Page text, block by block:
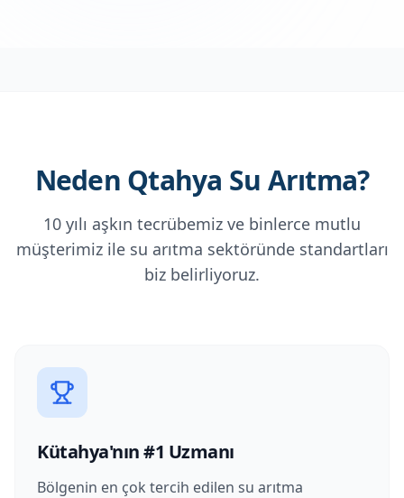
Neden Qtahya Su Arıtma?
10 yılı aşkın tecrübemiz ve binlerce mutlu
müşterimiz ile su arıtma sektöründe standartları
biz belirliyoruz.
Kütahya'nın #1 Uzmanı
Bölgenin en çok tercih edilen su arıtma